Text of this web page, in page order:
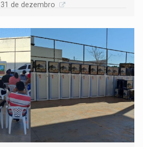
de dezembro